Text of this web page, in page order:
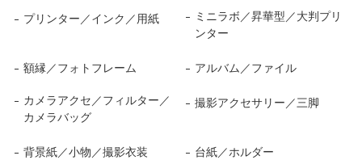
プリンター／インク／用紙
ミニラボ／昇華型／大判プリ
ンター
額縁／フォトフレーム アルバム／ファイル
カメラアクセ／フィルター／
カメラバッグ
撮影アクセサリー／三脚
背景紙／小物／撮影衣装 台紙／ホルダー